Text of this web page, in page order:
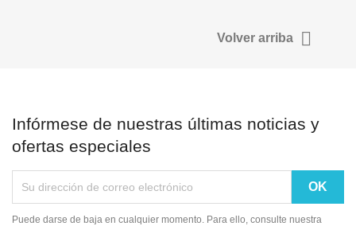
Volver arriba 
Infórmese de nuestras últimas noticias y
ofertas especiales
Puede darse de baja en cualquier momento. Para ello, consulte nuestra